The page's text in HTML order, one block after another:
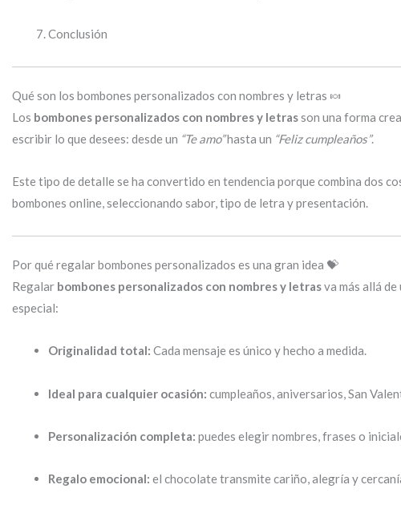
Conclusión
Qué son los bombones personalizados con nombres y letras 🍬
Los bombones personalizados con nombres y letrasson una forma
escribir lo que desees: desde un “Te amo”hasta un “Feliz cumpleaños”.
Este tipo de detalle se ha convertido en tendencia porque combina dos
bombones online, seleccionando sabor, tipo de letra y presentación.
Por qué regalar bombones personalizados es una gran idea 💝
Regalar bombones personalizados con nombres y letrasva más allá
especial:
Originalidad total: Cada mensaje es único y hecho a medida.
Ideal para cualquier ocasión: cumpleaños, aniversarios, San
Personalización completa: puedes elegir nombres, frases o
Regalo emocional: el chocolate transmite cariño, alegría y